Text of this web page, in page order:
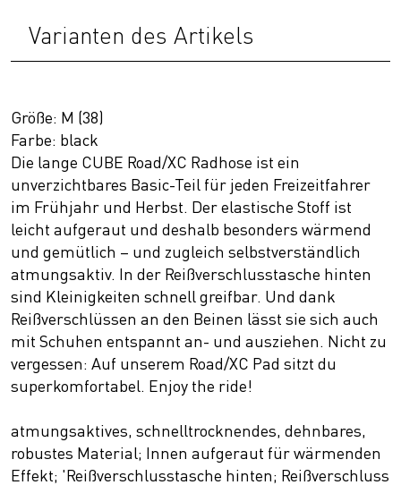
Varianten des Artikels
Größe: M (38)
Farbe: black
Die lange CUBE Road/XC Radhose ist ein
unverzichtbares Basic-Teil für jeden Freizeitfahrer
im Frühjahr und Herbst. Der elastische Stoff ist
leicht aufgeraut und deshalb besonders wärmend
und gemütlich – und zugleich selbstverständlich
atmungsaktiv. In der Reißverschlusstasche hinten
sind Kleinigkeiten schnell greifbar. Und dank
Reißverschlüssen an den Beinen lässt sie sich auch
mit Schuhen entspannt an- und ausziehen. Nicht zu
vergessen: Auf unserem Road/XC Pad sitzt du
superkomfortabel. Enjoy the ride!
atmungsaktives, schnelltrocknendes, dehnbares,
robustes Material; Innen aufgeraut für wärmenden
Effekt; 'Reißverschlusstasche hinten; Reißverschluss